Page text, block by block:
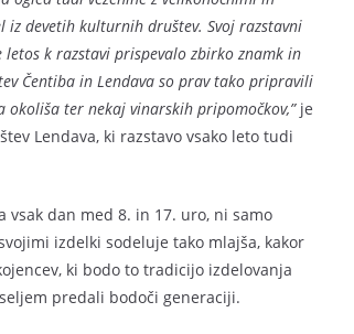
devetih kulturnih društev. Svoj razstavni
k razstavi prispevalo zbirko znamk in
Čentiba in Lendava so prav tako pripravili
okoliša ter nekaj vinarskih pripomočkov,”je
Lendava, ki razstavo vsako leto tudi
vsak dan med 8. in 17. uro, ni samo
izdelki sodeluje tako mlajša, kakor
ki bodo to tradicijo izdelovanja
predali bodoči generaciji.